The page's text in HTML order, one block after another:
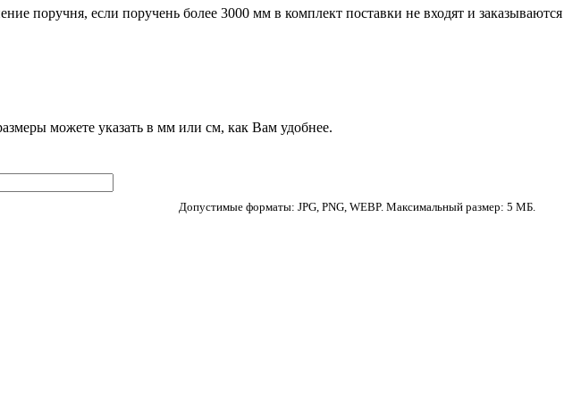
поручня, если поручень более 3000 мм в комплект поставки не входят и заказываются
можете указать в мм или см, как Вам удобнее.
Допустимые форматы: JPG, PNG, WEBP. Максимальный размер: 5 МБ.